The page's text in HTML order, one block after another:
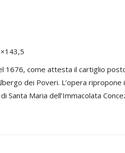
1676, come attesta il cartiglio
dei Poveri. L’opera ripropone
Santa Maria dell’Immacolata